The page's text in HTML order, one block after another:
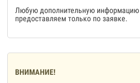
Любую дополнительную
предоставляем только по заявке.
ВНИМАНИЕ!